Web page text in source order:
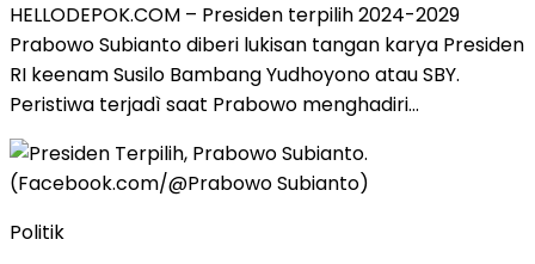
HELLODEPOK.COM – Presiden terpilih 2024-2029
Prabowo Subianto diberi lukisan tangan karya Presiden
RI keenam Susilo Bambang Yudhoyono atau SBY.
Peristiwa terjadì saat Prabowo menghadiri…
Politik